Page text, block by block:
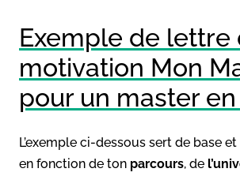
Exemple de lettre
motivation Mon
pour un master
L’exemple ci-dessous sert de base
en fonction de ton parcours, de